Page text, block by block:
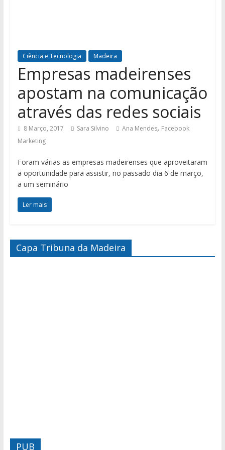
Ciência e Tecnologia Madeira
Empresas madeirenses
apostam na comunicação
através das redes sociais
8 Março, 2017 Sara Silvino Ana Mendes, Facebook
Marketing
Foram várias as empresas madeirenses que aproveitaram
a oportunidade para assistir, no passado dia 6 de março,
a um seminário
Ler mais
Capa Tribuna da Madeira
PUB